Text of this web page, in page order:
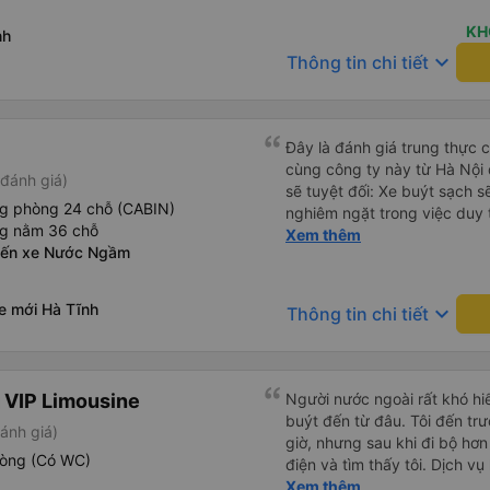
Thông tin chi tiết keyboard_arrow_down
giá)
phòng 24 chỗ (CABIN)
nằm 36 chỗ
xe Nước Ngầm
mới Hà Tĩnh
Đây là đánh giá trung thực
cùng công ty này từ Hà
sẽ tuyệt đối: Xe buýt sạch
nghiêm ngặt trong việc
phép ăn trên xe. Đây là lần
trên xe hoạt động hoàn
sạc: Có sẵn cổng sạc USB
thư giãn và ngủ trong suốt
xuyên: Họ lên lịch dừng
mọi người. Điểm chưa tốt: •
chót: Vài giờ trước khi khởi
điểm đón đã được thay đổi
Xem thêm
Thông tin chi tiết keyboard_arrow_down
Limousine
giá)
(Có WC)
Người nước ngoài rất khó
buýt đến từ đâu. Tôi đến
giờ, nhưng sau khi đi bộ
điện và tìm thấy tôi. Dịch